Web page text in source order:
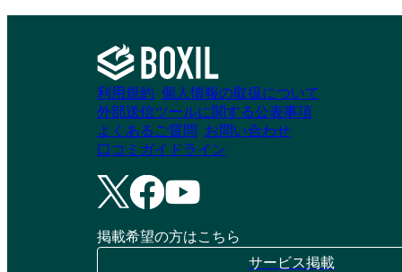
利用規約 個人情報の取扱について
外部送信ツールに関する公表事項
よくあるご質問
お問い合わせ
口コミガイドライン
掲載希望の方はこちら
サービス掲載